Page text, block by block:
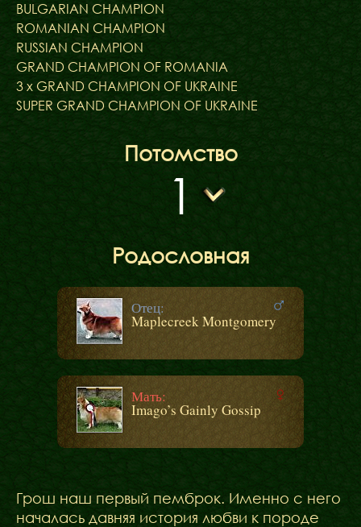
BULGARIAN CHAMPION
ROMANIAN CHAMPION
RUSSIAN CHAMPION
GRAND CHAMPION OF ROMANIA
3 х GRAND CHAMPION OF UKRAINE
SUPER GRAND CHAMPION OF UKRAINE
Потомство
1
Родословная
Отец:
Maplecreek Montgomery
Мать:
Imago’s Gainly Gossip
Грош наш первый пемброк. Именно с него
началась давняя история любви к породе